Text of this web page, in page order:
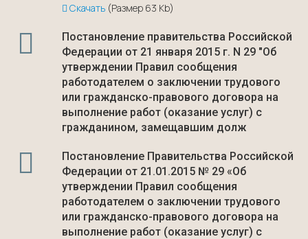
Скачать(Размер 63 Kb)
Постановление правительства Российской
Федерации от 21 января 2015 г. N 29 "Об
утверждении Правил сообщения
работодателем о заключении трудового
или гражданско-правового договора на
выполнение работ (оказание услуг) с
гражданином, замещавшим долж
Постановление Правительства Российской
Федерации от 21.01.2015 № 29 «Об
утверждении Правил сообщения
работодателем о заключении трудового
или гражданско-правового договора на
выполнение работ (оказание услуг) с